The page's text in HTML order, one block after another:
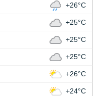
+26°C
+25°C
+25°C
+25°C
+26°C
+24°C